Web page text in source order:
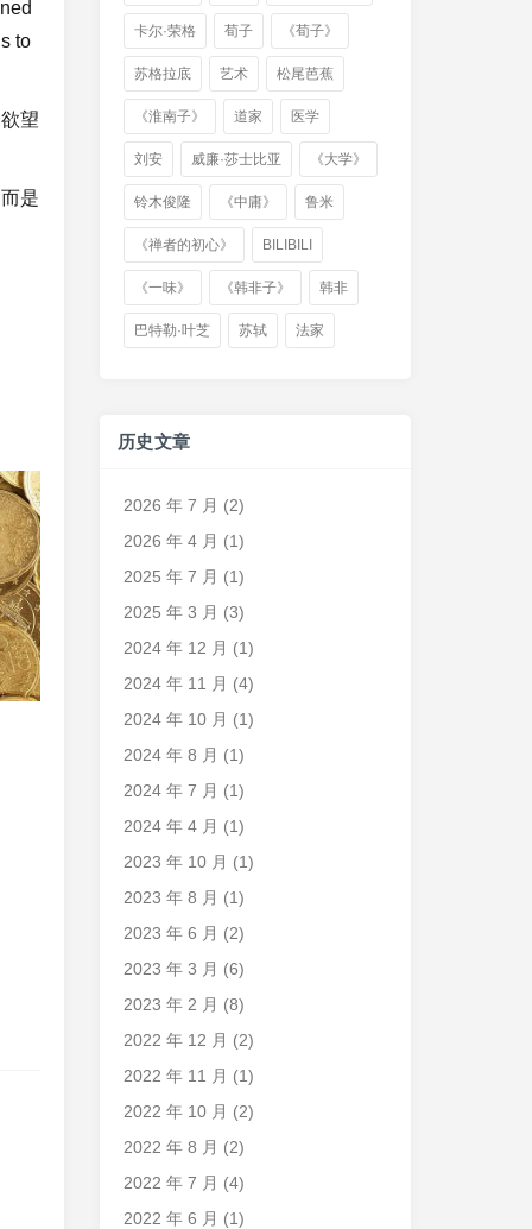
to
望
是
卡尔·荣格 荀子 《荀子》
苏格拉底 艺术 松尾芭蕉
《淮南子》 道家 医学
刘安 威廉·莎士比亚 《大学》
铃木俊隆 《中庸》 鲁米
《禅者的初心》 BILIBILI
《一味》 《韩非子》 韩非
巴特勒·叶芝 苏轼 法家
历史文章
2026 年 7 月 (2)
2026 年 4 月 (1)
2025 年 7 月 (1)
2025 年 3 月 (3)
2024 年 12 月 (1)
2024 年 11 月 (4)
2024 年 10 月 (1)
2024 年 8 月 (1)
2024 年 7 月 (1)
2024 年 4 月 (1)
2023 年 10 月 (1)
2023 年 8 月 (1)
2023 年 6 月 (2)
2023 年 3 月 (6)
2023 年 2 月 (8)
2022 年 12 月 (2)
2022 年 11 月 (1)
2022 年 10 月 (2)
2022 年 8 月 (2)
2022 年 7 月 (4)
2022 年 6 月 (1)